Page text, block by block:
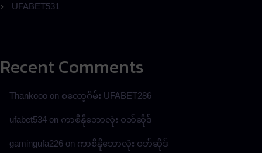
UFABET531
Recent Comments
Thankooo on စလော့ဂိမ်း UFABET286
ufabet534 on ကာစီနိုဘောလုံး ဝဘ်ဆိုဒ်
gamingufa226 on ကာစီနိုဘောလုံး ဝဘ်ဆိုဒ်